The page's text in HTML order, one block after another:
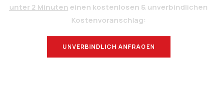
unter 2 Minuten einen kostenlosen & unverbindlichen
Kostenvoranschlag:
UNVERBINDLICH ANFRAGEN